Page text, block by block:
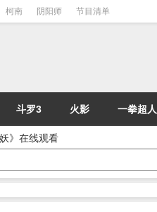
柯南 阴阳师 节目清单
斗罗3 火影 一拳超人
》在线观看